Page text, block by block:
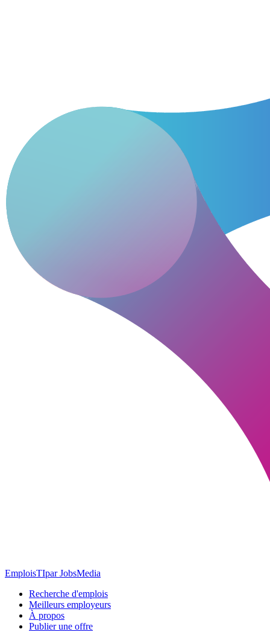
EmploisTIpar JobsMedia
Recherche d'emplois
Meilleurs employeurs
À propos
Publier une offre